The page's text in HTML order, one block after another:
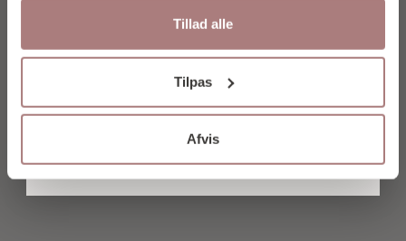
Tillad alle
Tilpas
Afvis
Nej tak
Ved at tilmelde dig accepterer du at
modtage e-mail marketing.
måneden, og du kan til enhver tid afmelde